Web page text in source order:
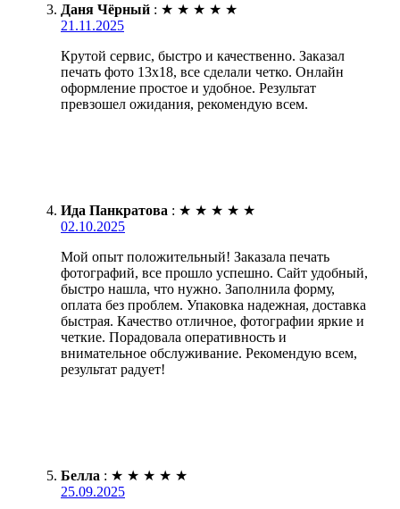
Даня Чёрный : ★ ★ ★ ★ ★
21.11.2025
Крутой сервис, быстро и качественно. Заказал
печать фото 13х18, все сделали четко. Онлайн
оформление простое и удобное. Результат
превзошел ожидания, рекомендую всем.
Ида Панкратова : ★ ★ ★ ★ ★
02.10.2025
Мой опыт положительный! Заказала печать
фотографий, все прошло успешно. Сайт удобный,
быстро нашла, что нужно. Заполнила форму,
оплата без проблем. Упаковка надежная, доставка
быстрая. Качество отличное, фотографии яркие и
четкие. Порадовала оперативность и
внимательное обслуживание. Рекомендую всем,
результат радует!
Белла : ★ ★ ★ ★ ★
25.09.2025